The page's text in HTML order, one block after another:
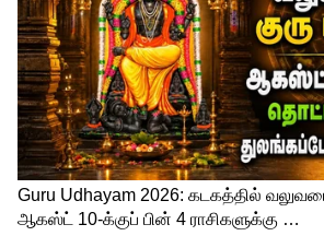
தரப்படுகிறது
பழைய ஓய்வூதியத்
ஊழியர்களிடம் இருந்து 12
செய்யப்பட்டு, அதே அளவு
அரசும் பங்களிப்பாக
தேவைக்கு அந்த